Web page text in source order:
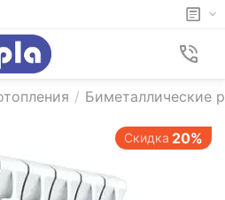
/ Биметаллические
Скидка 20%